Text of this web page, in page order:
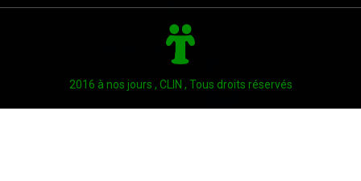
2016 à nos jours , CLIN , Tous droits réservés